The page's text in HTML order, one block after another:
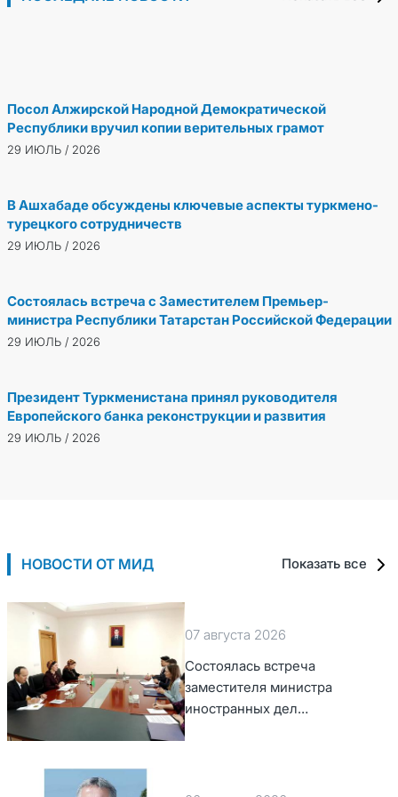
30 ИЮЛЬ / 2026
Председателю Меджлиса
Посол Алжирской Народной Демократической
Республики вручил копии верительных грамот
29 ИЮЛЬ / 2026
В Ашхабаде обсуждены ключевые аспекты туркмено-
турецкого сотрудничеств
29 ИЮЛЬ / 2026
Состоялась встреча с Заместителем Премьер-
министра Республики Татарстан Российской Федерации
29 ИЮЛЬ / 2026
Президент Туркменистана принял руководителя
Европейского банка реконструкции и развития
29 ИЮЛЬ / 2026
НОВОСТИ ОТ МИД Показать все
07 августа 2026
Состоялась встреча
заместителя министра
иностранных дел
Туркменистана с Временным